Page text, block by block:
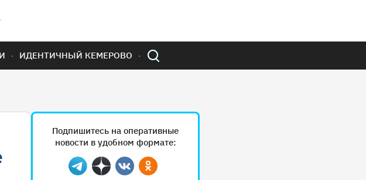
ИДЕНТИЧНЫЙ КЕМЕРОВО
Подпишитесь на оперативные
новости в удобном формате:
Telegram
ДзенВконтактеОдноклассники